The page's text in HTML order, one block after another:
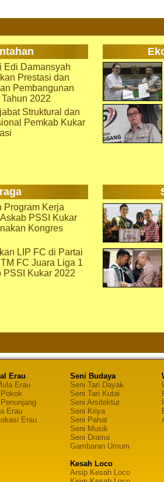
Edi Damansyah
Prestasi dan
Pembangunan
Tahun 2022
Struktural dan
Pemkab Kukar
Program Kerja
PSSI Kukar
Kongres
LIP FC di Partai
FC Juara Liga 1
PSSI Kukar 2022
Erau
Erau
Erau
Erau
Seni Budaya
Seni Tari Dayak
Seni Tari Kutai
Seni Arsitektur
Seni Kriya
Seni Pahat
Seni Musik
Seni Drama
Gambaran Umum
Kesah Loco
Arsip Kesah Loco